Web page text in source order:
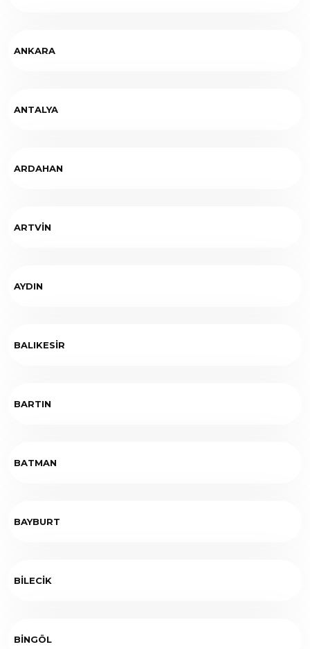
ANKARA
ANTALYA
ARDAHAN
ARTVİN
AYDIN
BALIKESİR
BARTIN
BATMAN
BAYBURT
BİLECİK
BİNGÖL